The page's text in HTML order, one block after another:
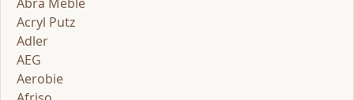
Acryl Putz
Adler
AEG
Aerobie